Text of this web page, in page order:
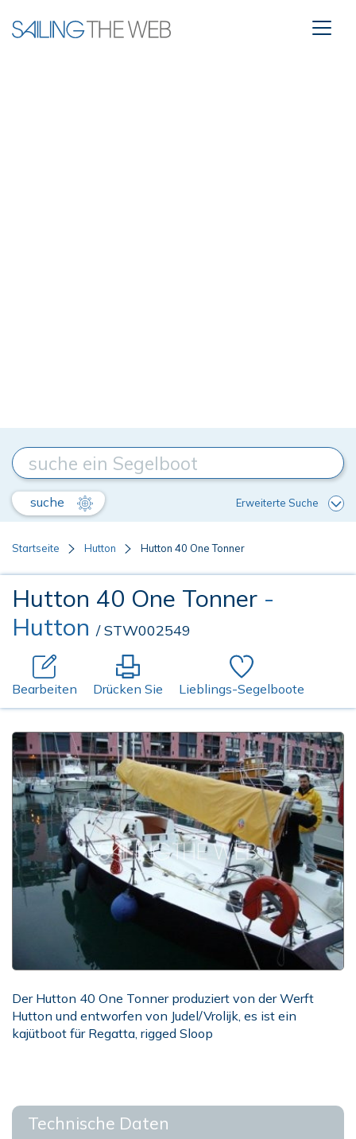
suche Erweiterte Suche
Startseite Hutton Hutton 40 One Tonner
Hutton 40 One Tonner -
Hutton / STW002549
Bearbeiten Drücken Sie Lieblings-Segelboote
Der Hutton 40 One Tonner produziert von der Werft
Hutton und entworfen von Judel/Vrolijk, es ist ein
kajütboot für Regatta, rigged Sloop
Technische Daten